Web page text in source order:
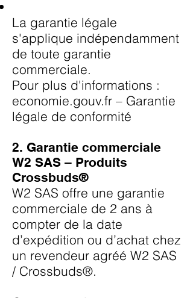
La garantie légale
s'applique indépendamment
de toute garantie
commerciale.
Pour plus d'informations :
economie.gouv.fr – Garantie
légale de conformité
2. Garantie commerciale
W2 SAS – Produits
Crossbuds®
W2 SAS offre une garantie
commerciale de 2 ans à
compter de la date
d’expédition ou d’achat chez
un revendeur agréé W2 SAS
/ Crossbuds®.